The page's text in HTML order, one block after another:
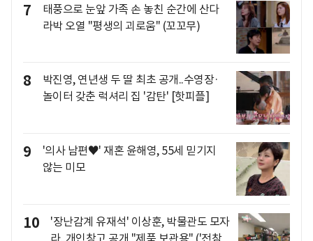
7
태풍으로 눈앞 가족 손 놓친 순간에 산다
라박 오열 "평생의 괴로움" (꼬꼬무)
8
박진영, 연년생 두 딸 최초 공개..수영장·
놀이터 갖춘 럭셔리 집 '감탄' [핫피플]
9
'의사 남편♥' 재혼 윤해영, 55세 믿기지
않는 미모
10
'장난감계 유재석' 이상훈, 박물관도 모자
라..개인창고 공개 "제품 보관용" ('전참